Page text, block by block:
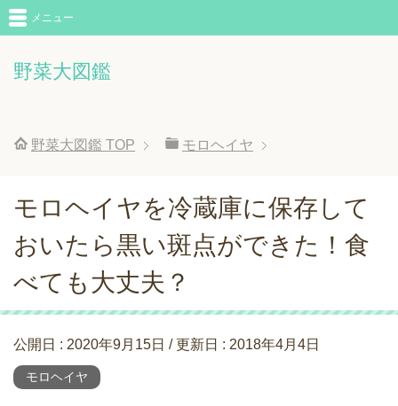
野菜大図鑑
メニュー
野菜大図鑑 TOP モロヘイヤ
モロヘイヤを冷蔵庫に保存して
おいたら黒い斑点ができた！食
べても大丈夫？
公開日 : 2020年9月15日 / 更新日 : 2018年4月4日
モロヘイヤ